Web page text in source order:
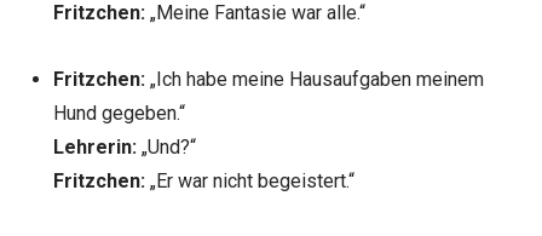
Fritzchen:„Meine Fantasie war alle.“
Fritzchen:„Ich habe meine Hausaufgaben meinem
Hund gegeben.“
Lehrerin:„Und?“
Fritzchen:„Er war nicht begeistert.“